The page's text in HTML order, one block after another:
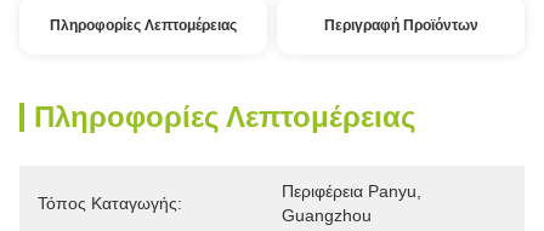
Πληροφορίες Λεπτομέρειας Περιγραφή Προϊόντων
Πληροφορίες Λεπτομέρειας
Τόπος Καταγωγής:
Περιφέρεια Panyu,
Guangzhou